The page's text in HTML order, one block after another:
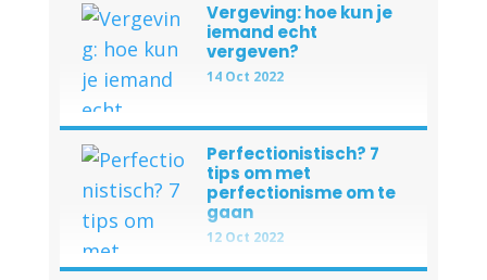
Vergeving: hoe kun je
iemand echt
vergeven?
14 Oct 2022
Perfectionistisch? 7
tips om met
perfectionisme om te
gaan
12 Oct 2022